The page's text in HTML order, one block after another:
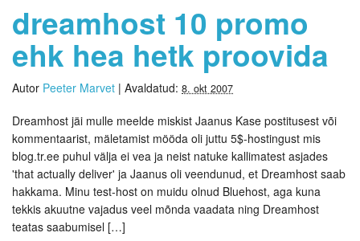
dreamhost 10 promo
ehk hea hetk proovida
Autor Peeter Marvet | Avaldatud: 8. okt 2007
Dreamhost jäi mulle meelde miskist Jaanus Kase postitusest või
kommentaarist, mäletamist mööda oli juttu 5$-hostingust mis
blog.tr.ee puhul välja ei vea ja neist natuke kallimatest asjades
'that actually deliver' ja Jaanus oli veendunud, et Dreamhost saab
hakkama. Minu test-host on muidu olnud Bluehost, aga kuna
tekkis akuutne vajadus veel mõnda vaadata ning Dreamhost
teatas saabumisel […]